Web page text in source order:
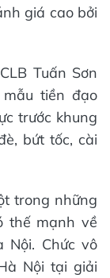
giá cao bởi
Tuấn Sơn
tiền đạo
trước khung
bứt tốc, cài
trong những
thế mạnh về
Chức vô
Nội tại giải